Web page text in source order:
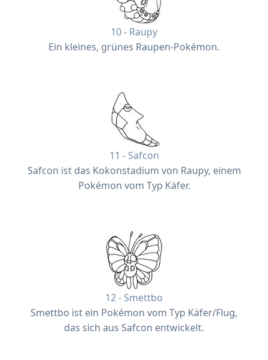
10 - Raupy
Ein kleines, grünes Raupen-Pokémon.
11 - Safcon
Safcon ist das Kokonstadium von Raupy, einem
Pokémon vom Typ Käfer.
12 - Smettbo
Smettbo ist ein Pokémon vom Typ Käfer/Flug,
das sich aus Safcon entwickelt.